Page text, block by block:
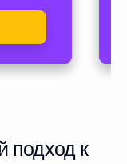
подход к